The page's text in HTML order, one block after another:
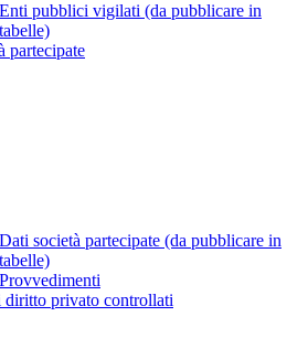
Enti pubblici vigilati (da pubblicare in
tabelle)
partecipate
Dati società partecipate (da pubblicare in
tabelle)
Provvedimenti
diritto privato controllati